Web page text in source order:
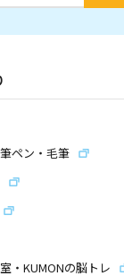
ペン・毛筆
・KUMONの脳トレ